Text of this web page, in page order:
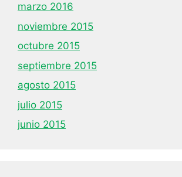
marzo 2016
noviembre 2015
octubre 2015
septiembre 2015
agosto 2015
julio 2015
junio 2015